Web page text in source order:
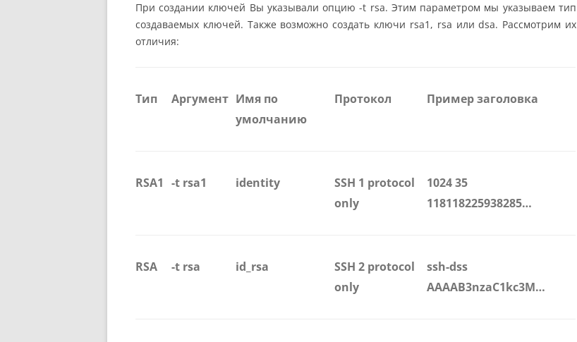
При создании ключей Вы указывали опцию -t rsa. Этим параметром мы указываем тип
создаваемых ключей. Также возможно создать ключи rsa1, rsa или dsa. Рассмотрим их
отличия:
Тип Аргумент Имя по
умолчанию
Протокол Пример заголовка
RSA1 -t rsa1 identity
SSH 1 protocol
only
1024 35
118118225938285…
RSA -t rsa id_rsa
SSH 2 protocol
only
ssh-dss
AAAAB3nzaC1kc3M…